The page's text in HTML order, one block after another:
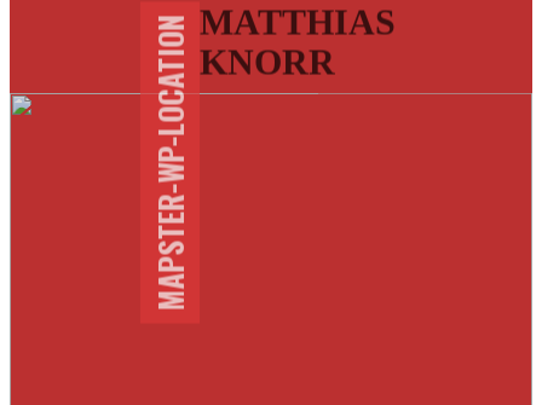
MAPSTER-WP-LOCATIONMATTHIAS
KNORR